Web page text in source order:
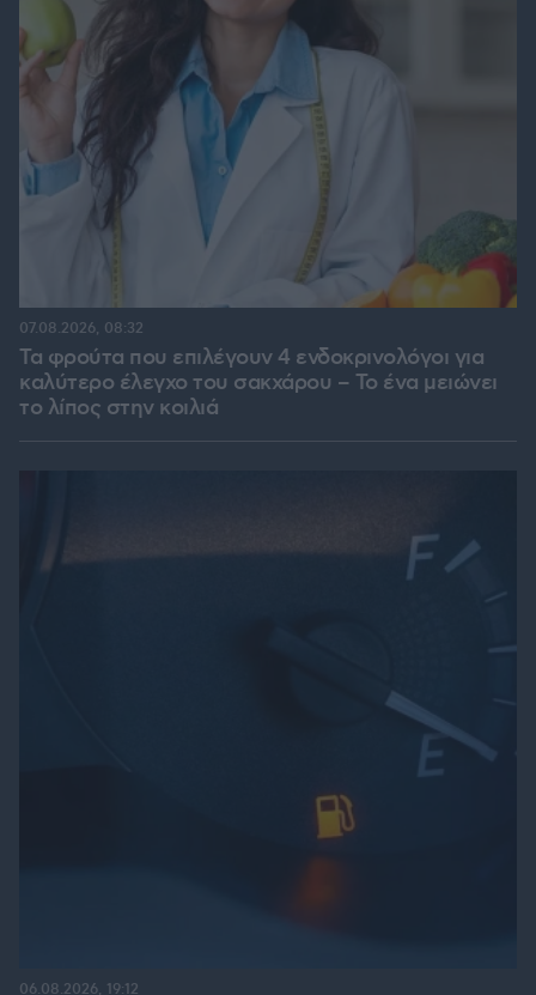
Τα φρούτα που επιλέγουν 4 ενδοκρινολόγοι για
καλύτερο έλεγχο του σακχάρου – Το ένα μειώνει
το λίπος στην κοιλιά
07.08.2026, 08:32
06.08.2026, 19:12